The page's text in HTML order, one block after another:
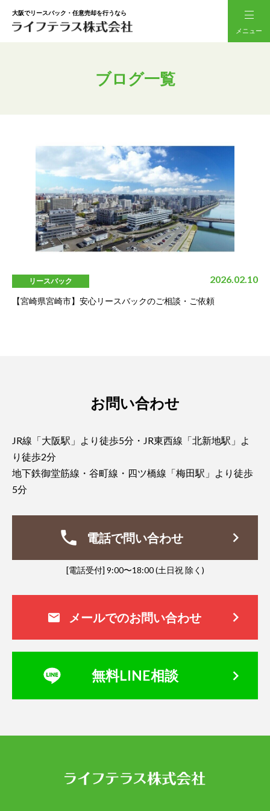
大阪でリースバック・任意売却を行うなら
メニュー
ブログ一覧
リースバック 2026.02.10
【宮崎県宮崎市】安心リースバックのご相談・ご依頼
お問い合わせ
JR線「大阪駅」より徒歩5分・JR東西線「北新地駅」よ
り徒歩2分
地下鉄御堂筋線・谷町線・四ツ橋線「梅田駅」より徒歩
5分
phone 電話で問い合わせ keyboard_arrow_right
[電話受付] 9:00〜18:00 (土日祝 除く)
無料LINE相談 keyboard_arrow_right
mail メールでのお問い合わせ keyboard_arrow_right